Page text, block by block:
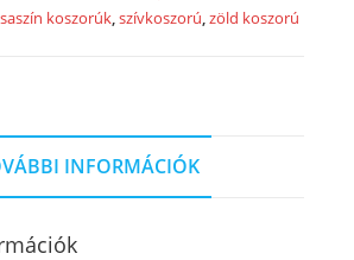
koszorúk,szívkoszorú,zöld koszorú
INFORMÁCIÓK